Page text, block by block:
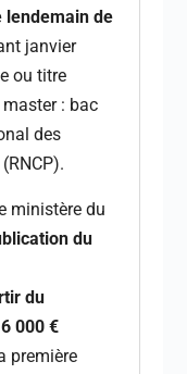
lendemain de
janvier
ou titre
: bac
des
ministère du
du
du
000 €
première